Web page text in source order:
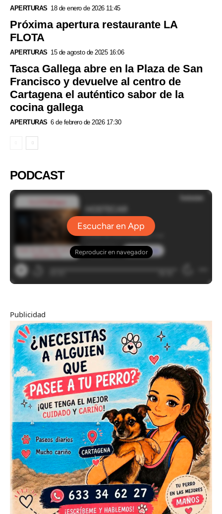
APERTURAS 18 de enero de 2026 11:45
Próxima apertura restaurante LA
FLOTA
APERTURAS 15 de agosto de 2025 16:06
Tasca Gallega abre en la Plaza de San
Francisco y devuelve al centro de
Cartagena el auténtico sabor de la
cocina gallega
APERTURAS 6 de febrero de 2026 17:30
PODCAST
Publicidad